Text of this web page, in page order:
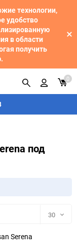
технологии,
удобство
в области
получить
0
под
30
Serena